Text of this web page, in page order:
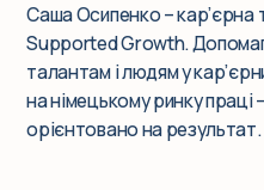
Саша Осипенко – кар’єрна
Supported Growth.
талантам і людям у
на німецькому ринку праці
орієнтовано на результат.